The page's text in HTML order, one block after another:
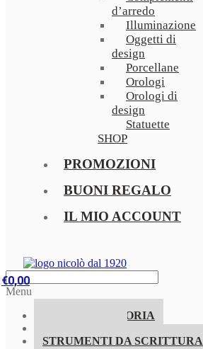
d’arredo
Illuminazione
Oggetti di
design
Porcellane
Orologi
Orologi di
design
Statuette
SHOP
PROMOZIONI
BUONI REGALO
IL MIO ACCOUNT
€0,00
Menu
LA NOSTRA STORIA
STRUMENTI DA SCRITTURA